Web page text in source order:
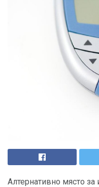
Алтернативно място